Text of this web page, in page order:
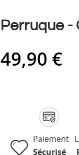
Perruque -
49,90 €
Paiement
Sécurisé